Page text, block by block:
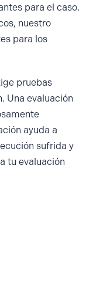
para el caso.
nuestro
para los
pruebas
Una evaluación
ayuda a
sufrida y
tu evaluación